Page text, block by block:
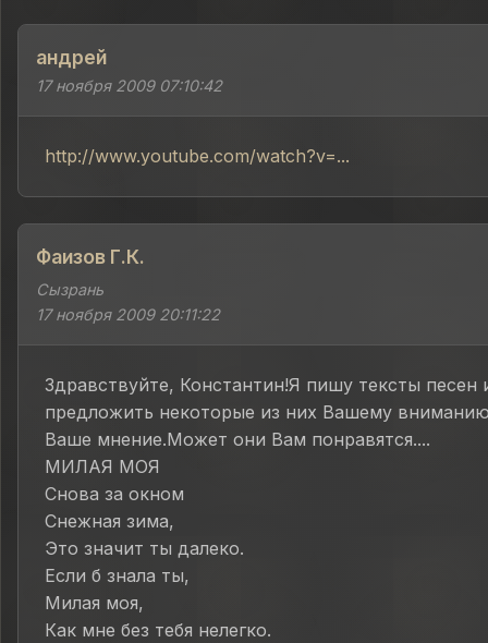
андрей
17 ноября 2009 07:10:42
http://www.youtube.com/watch?v=...
Фаизов Г.К.
Сызрань
17 ноября 2009 20:11:22
Здравствуйте, Константин!Я пишу тексты песен
предложить некоторые из них Вашему
Ваше мнение.Может они Вам понравятся....
МИЛАЯ МОЯ
Снова за окном
Снежная зима,
Это значит ты далеко.
Если б знала ты,
Милая моя,
Как мне без тебя нелегко.